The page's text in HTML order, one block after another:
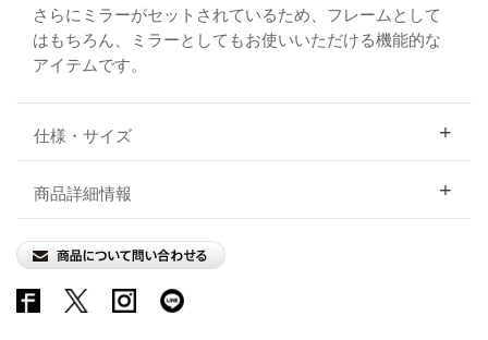
さらにミラーがセットされているため、フレームとして
はもちろん、ミラーとしてもお使いいただける機能的な
アイテムです。
仕様・サイズ
商品詳細情報